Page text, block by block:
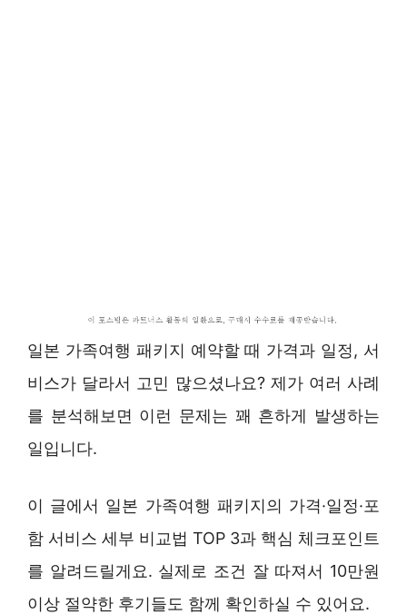
일본 가족여행 패키지 예약할 때 가격과 일정, 서
비스가 달라서 고민 많으셨나요? 제가 여러 사례
를 분석해보면 이런 문제는 꽤 흔하게 발생하는
일입니다.
이 글에서 일본 가족여행 패키지의 가격·일정·포
함 서비스 세부 비교법 TOP 3과 핵심 체크포인트
를 알려드릴게요. 실제로 조건 잘 따져서 10만원
이상 절약한 후기들도 함께 확인하실 수 있어요.